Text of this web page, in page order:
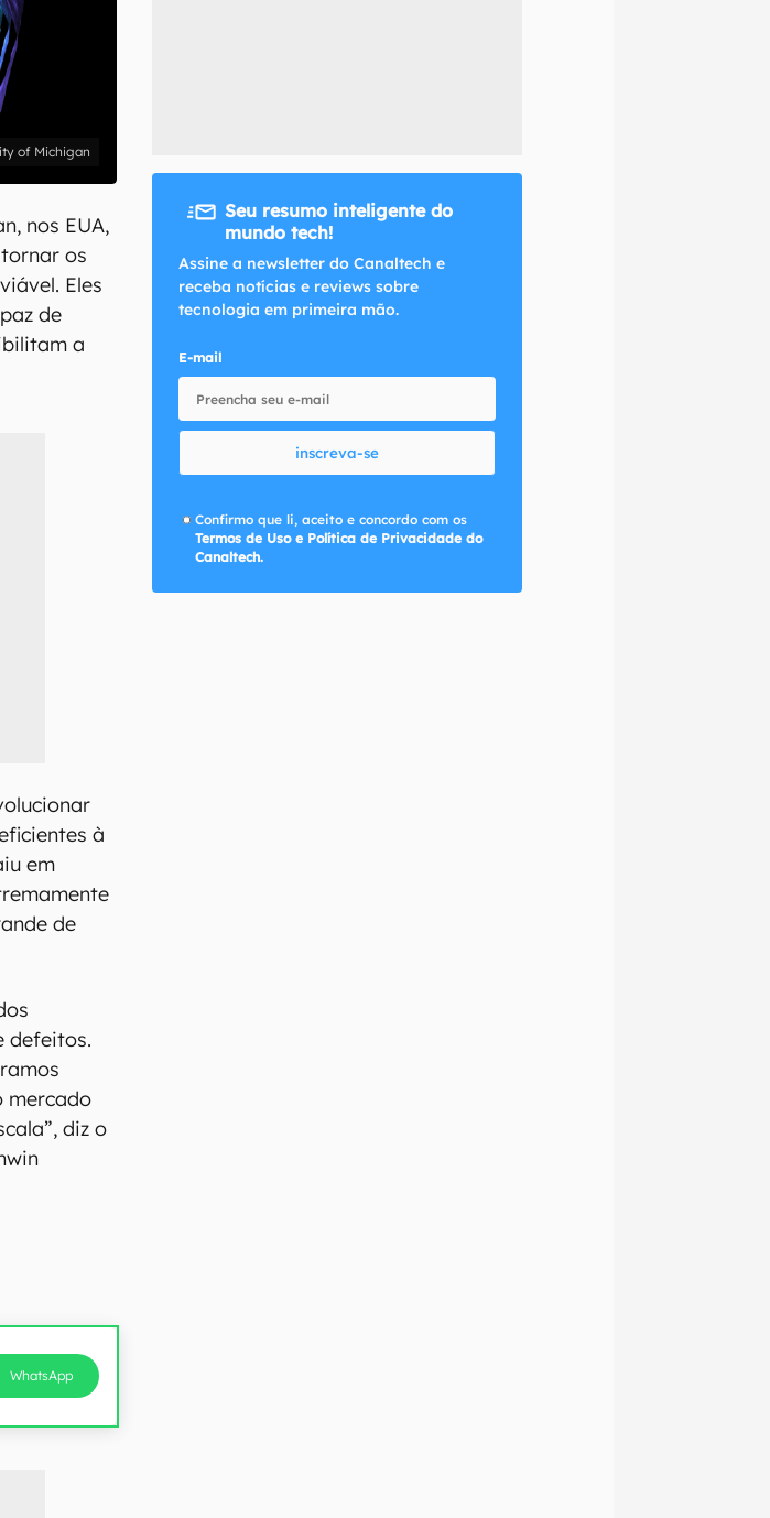
of Michigan
nos EUA,
os
Eles
de
a
à
em
de
defeitos.
mercado
diz o
WhatsApp
Seu resumo inteligente do
mundo tech!
Assine a newsletter do Canaltech e
receba notícias e reviews sobre
tecnologia em primeira mão.
E-mail
inscreva-se
Confirmo que li, aceito e concordo com os
Termos de Uso e Política de Privacidade do
Canaltech.